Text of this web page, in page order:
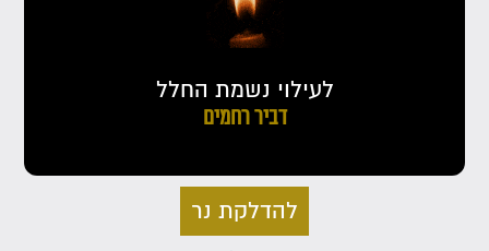
לעילוי נשמת החלל
דביר רחמים
להדלקת נר